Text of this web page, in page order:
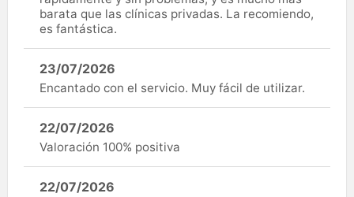
barata que las clínicas privadas. La recomiendo,
es fantástica.
23/07/2026
Encantado con el servicio. Muy fácil de utilizar.
22/07/2026
Valoración 100% positiva
22/07/2026